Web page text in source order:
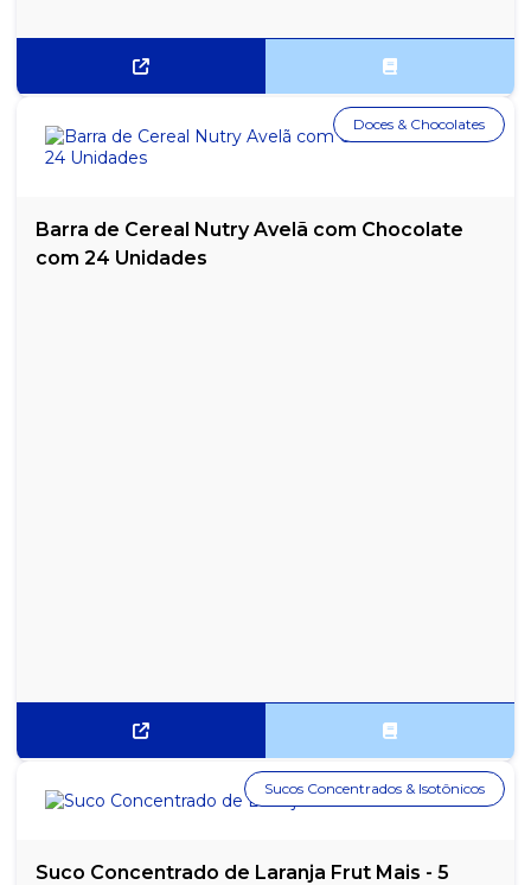
Barra de Cereal Nutry Avelã com Chocolate
com 24 Unidades
Doces & Chocolates
Suco Concentrado de Laranja Frut Mais - 5
Sucos Concentrados & Isotônicos